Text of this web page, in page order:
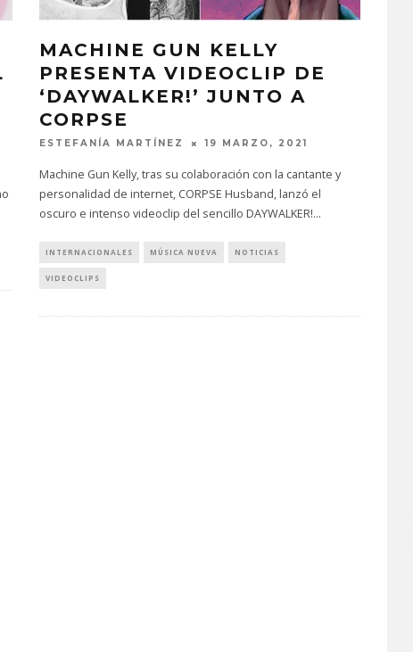
MACHINE GUN KELLY
PRESENTA VIDEOCLIP DE
‘DAYWALKER!’ JUNTO A
CORPSE
ESTEFANÍA MARTÍNEZ 19 MARZO, 2021
Machine Gun Kelly, tras su colaboración con la cantante y
personalidad de internet, CORPSE Husband, lanzó el
oscuro e intenso videoclip del sencillo DAYWALKER!...
INTERNACIONALES MÚSICA NUEVA NOTICIAS
VIDEOCLIPS